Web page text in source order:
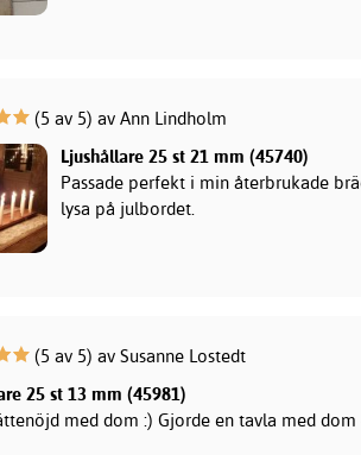
(5 av 5) av Ann Lindholm
Ljushållare 25 st 21 mm (45740)
Passade perfekt i min återbrukade
lysa på julbordet.
(5 av 5) av Susanne Lostedt
25 st 13 mm (45981)
med dom :) Gjorde en tavla med